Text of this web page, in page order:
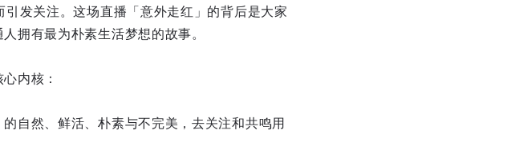
发关注。这场直播「意外走红」的背后是大家
拥有最为朴素生活梦想的故事。
内核：
自然、鲜活、朴素与不完美，去关注和共鸣用